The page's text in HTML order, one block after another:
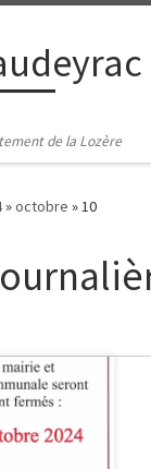
de la Lozère
»octobre »10